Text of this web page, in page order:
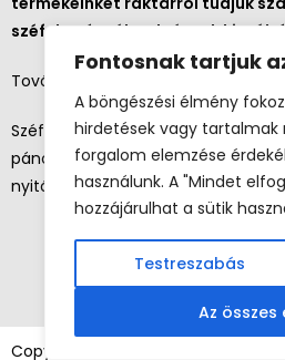
Fontosnak tartjuk
A böngészési élmény
hirdetések vagy
forgalom elemzése
használunk. A "Mindet
hozzájárulhat a sütik
Testreszabás
Az
széfek, páncélszekrények
További szolgáltatásaink:
Széf, páncélszekrény kiszállítása |
páncélszekrény telepítés | Széf,
nyitás
Copyright 2026 ©